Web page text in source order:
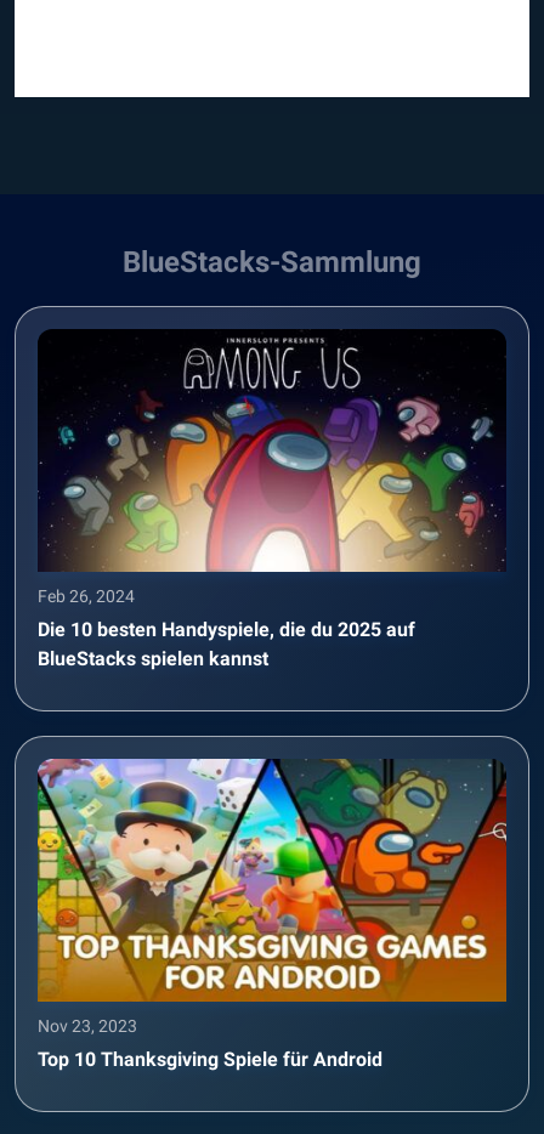
BlueStacks-Sammlung
Feb 26, 2024
Die 10 besten Handyspiele, die du 2025 auf
BlueStacks spielen kannst
Nov 23, 2023
Top 10 Thanksgiving Spiele für Android